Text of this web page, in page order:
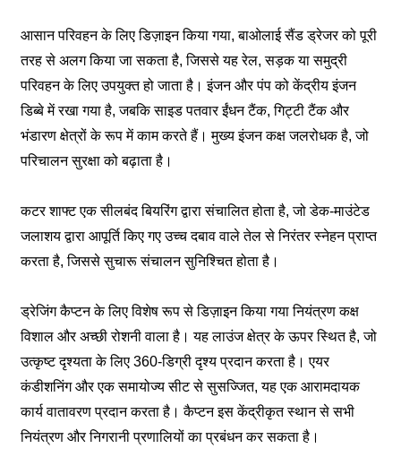
आसान परिवहन के लिए डिज़ाइन किया गया, बाओलाई सैंड ड्रेजर को पूरी
तरह से अलग किया जा सकता है, जिससे यह रेल, सड़क या समुद्री
परिवहन के लिए उपयुक्त हो जाता है। इंजन और पंप को केंद्रीय इंजन
डिब्बे में रखा गया है, जबकि साइड पतवार ईंधन टैंक, गिट्टी टैंक और
भंडारण क्षेत्रों के रूप में काम करते हैं। मुख्य इंजन कक्ष जलरोधक है, जो
परिचालन सुरक्षा को बढ़ाता है।
कटर शाफ्ट एक सीलबंद बियरिंग द्वारा संचालित होता है, जो डेक-माउंटेड
जलाशय द्वारा आपूर्ति किए गए उच्च दबाव वाले तेल से निरंतर स्नेहन प्राप्त
करता है, जिससे सुचारू संचालन सुनिश्चित होता है।
ड्रेजिंग कैप्टन के लिए विशेष रूप से डिज़ाइन किया गया नियंत्रण कक्ष
विशाल और अच्छी रोशनी वाला है। यह लाउंज क्षेत्र के ऊपर स्थित है, जो
उत्कृष्ट दृश्यता के लिए 360-डिग्री दृश्य प्रदान करता है। एयर
कंडीशनिंग और एक समायोज्य सीट से सुसज्जित, यह एक आरामदायक
कार्य वातावरण प्रदान करता है। कैप्टन इस केंद्रीकृत स्थान से सभी
नियंत्रण और निगरानी प्रणालियों का प्रबंधन कर सकता है।